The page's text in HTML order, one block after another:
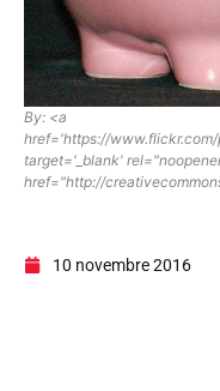
By: <a
href='https://
target='_blank'
href="http://
10 novembre 2016